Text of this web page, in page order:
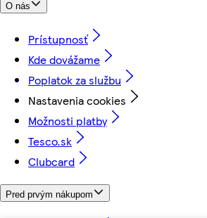
O nás
Prístupnosť
Kde dovážame
Poplatok za službu
Nastavenia cookies
Možnosti platby
Tesco.sk
Clubcard
Pred prvým nákupom